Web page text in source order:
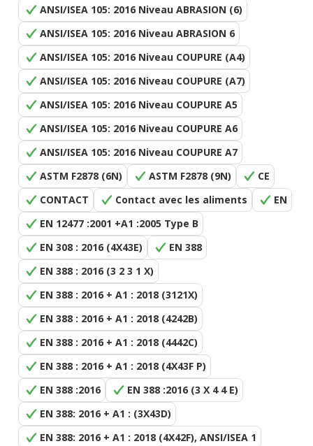
ANSI/ISEA 105: 2016 Niveau ABRASION (6)
ANSI/ISEA 105: 2016 Niveau ABRASION 6
ANSI/ISEA 105: 2016 Niveau COUPURE (A4)
ANSI/ISEA 105: 2016 Niveau COUPURE (A7)
ANSI/ISEA 105: 2016 Niveau COUPURE A5
ANSI/ISEA 105: 2016 Niveau COUPURE A6
ANSI/ISEA 105: 2016 Niveau COUPURE A7
ASTM F2878 (6N)
ASTM F2878 (9N)
CE
CONTACT
Contact avec les aliments
EN
EN 12477 :2001 +A1 :2005 Type B
EN 308 : 2016 (4X43E)
EN 388
EN 388 : 2016 (3 2 3 1 X)
EN 388 : 2016 + A1 : 2018 (3121X)
EN 388 : 2016 + A1 : 2018 (4242B)
EN 388 : 2016 + A1 : 2018 (4442C)
EN 388 : 2016 + A1 : 2018 (4X43F P)
EN 388 :2016
EN 388 :2016 (3 X 4 4 E)
EN 388: 2016 + A1 : (3X43D)
EN 388: 2016 + A1 : 2018 (4X42F), ANSI/ISEA 1